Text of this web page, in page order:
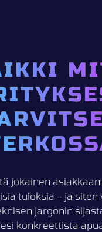
jokainen
tuloksia – ja siten
jargonin
konkreettista